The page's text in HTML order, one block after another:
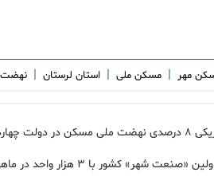
مهر | مسکن ملی | استان لرستان |
چهاردهم
شهر» کشور با ۳ هزار واحد در ماهشهر